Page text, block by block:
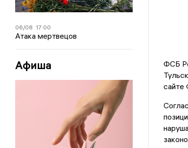
06/08 17:00
Атака мертвецов
Афиша
ФСБ
сайте